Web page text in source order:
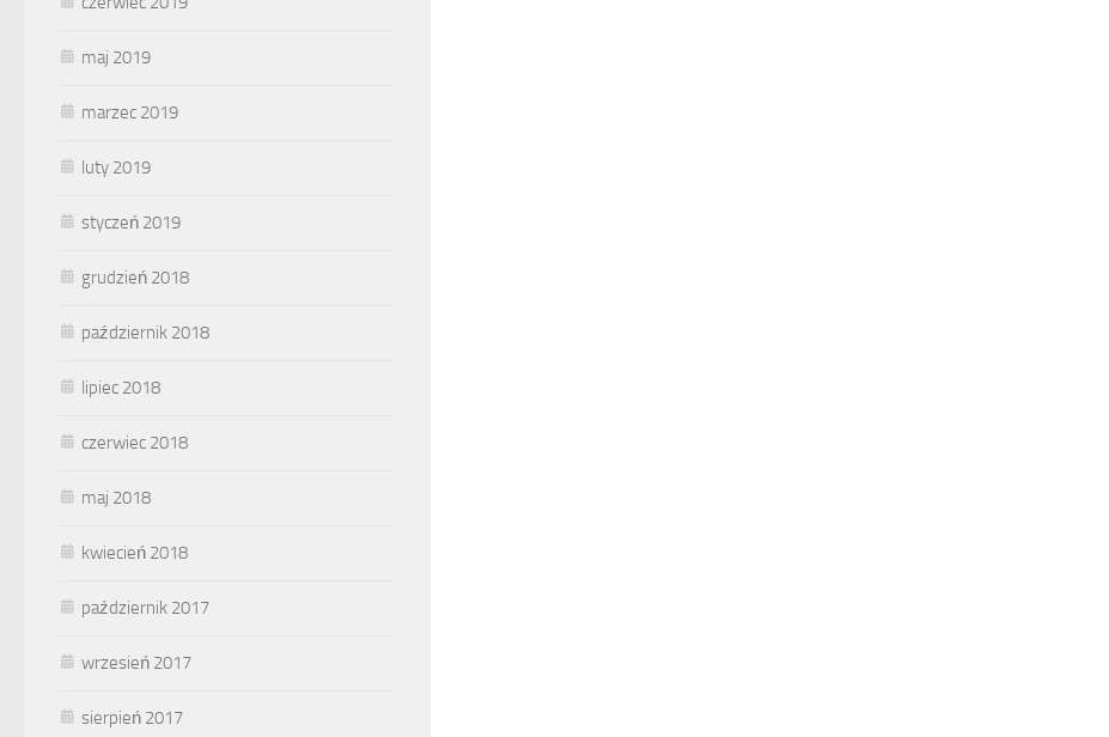
maj 2019
marzec 2019
luty 2019
styczeń 2019
grudzień 2018
październik 2018
lipiec 2018
czerwiec 2018
maj 2018
kwiecień 2018
październik 2017
wrzesień 2017
sierpień 2017